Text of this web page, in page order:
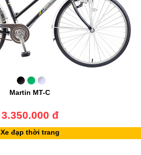
Martin MT-C
3.350.000 đ
Xe đạp thời trang